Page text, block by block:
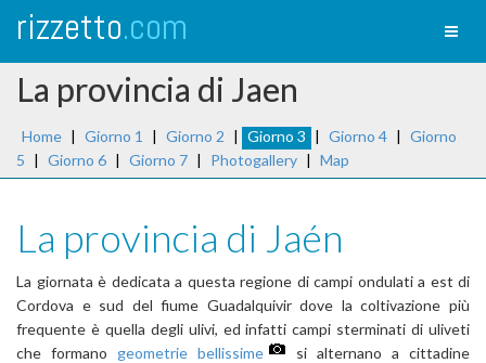
rizzetto.com
La provincia di Jaen
Home | Giorno 1 | Giorno 2 | Giorno 3 | Giorno 4 | Giorno
5 | Giorno 6 | Giorno 7 | Photogallery | Map
La provincia di Jaén
La giornata è dedicata a questa regione di campi ondulati a est di
Cordova e sud del fiume Guadalquivir dove la coltivazione più
frequente è quella degli ulivi, ed infatti campi sterminati di uliveti
che formano geometrie bellissime
si alternano a cittadine